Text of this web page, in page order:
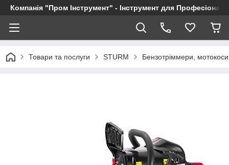
Компанія "Пром Інструмент" - Інструмент для
Товари та послуги STURM Бензотріммери,